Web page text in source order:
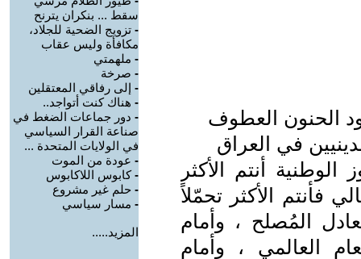
الحنون العطوف
في العراق
الوطنية أنتم الأكثر
فأنتم الأكثر تحمّلاً
المُصلح ، وأمام
العالمي ، وأمام
سقط ... بنكران يترنح
- تزويج الضحية للجلاد،
مكافأة وليس عقاب
- ملهمتي
- صرخة
- إلى رفاقي المعتقلين
- هناك كنت أتواجد..
- دور جماعات الضغط في
صناعة القرار السياسي
في الولايات المتحدة ...
- عودة من الموت
-كابوس اللاكابوس
- حلم غير مشروع
- مسار سياسي
المزيد.....